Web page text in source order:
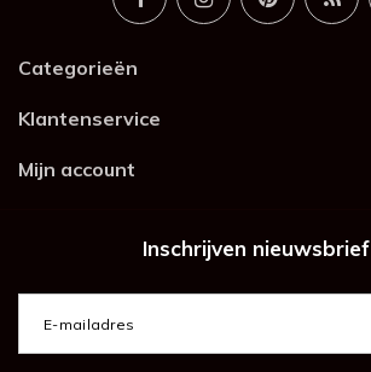
Categorieën
Klantenservice
Mijn account
Inschrijven nieuwsbrief